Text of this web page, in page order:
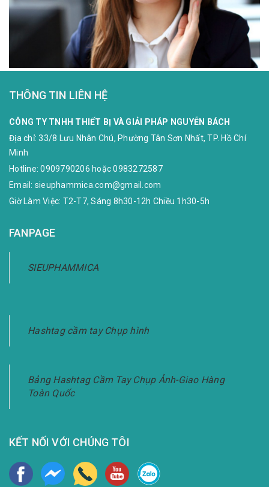
THÔNG TIN LIÊN HỆ
CÔNG TY TNHH THIẾT BỊ VÀ GIẢI PHÁP NGUYỄN BÁCH
Địa chỉ:33/8 Lưu Nhân Chú, Phường Tân Sơn Nhất, TP. Hồ Chí
Minh
Hotline:0909790206 hoặc0983272587
Email: sieuphammica.com@gmail.com
Giờ Làm Việc: T2-T7, Sáng 8h30-12h Chiều 1h30-5h
FANPAGE
SIEUPHAMMICA
Hashtag cầm tay Chụp hình
Bảng Hashtag Cầm Tay Chụp Ảnh-Giao Hàng
Toàn Quốc
KẾT NỐI VỚI CHÚNG TÔI